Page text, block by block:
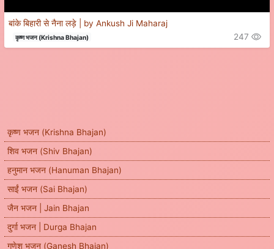
कृष्ण भजन (Krishna Bhajan)
शिव भजन (Shiv Bhajan)
हनुमान भजन (Hanuman Bhajan)
साईं भजन (Sai Bhajan)
जैन भजन | Jain Bhajan
दुर्गा भजन | Durga Bhajan
गणेश भजन (Ganesh Bhajan)
बांके बिहारी से नैना लड़े | by Ankush Ji Maharaj
कृष्ण भजन (Krishna Bhajan) 247